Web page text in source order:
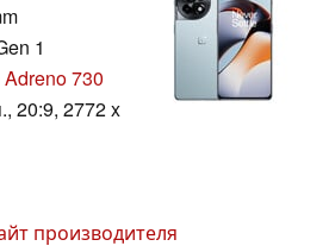
1
730
20:9, 2772 x
производителя